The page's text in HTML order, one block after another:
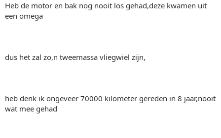
Heb de motor en bak nog nooit los gehad,deze kwamen uit
een omega
dus het zal zo,n tweemassa vliegwiel zijn,
heb denk ik ongeveer 70000 kilometer gereden in 8 jaar,nooit
wat mee gehad